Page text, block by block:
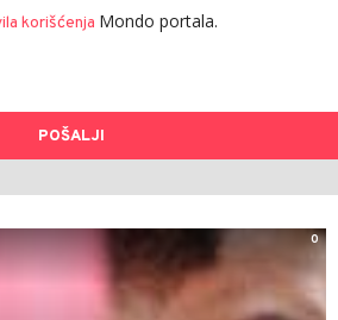
korišćenja Mondo portala.
POŠALJI
0